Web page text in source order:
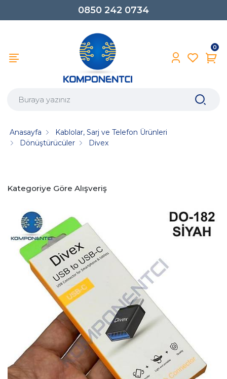
0850 242 0734
0
Anasayfa
Kablolar, Sarj ve Telefon Ürünleri
Dönüştürücüler
Divex
Kategoriye Göre Alışveriş